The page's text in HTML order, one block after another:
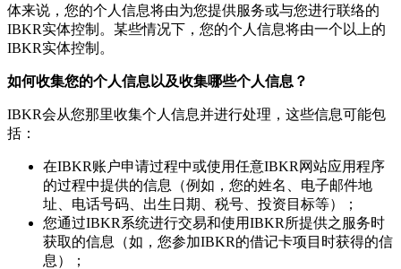
体来说，您的个人信息将由为您提供服务或与您进行联络的
IBKR实体控制。某些情况下，您的个人信息将由一个以上的
IBKR实体控制。
如何收集您的个人信息以及收集哪些个人信息？
IBKR会从您那里收集个人信息并进行处理，这些信息可能包
括：
在IBKR账户申请过程中或使用任意IBKR网站应用程序
的过程中提供的信息（例如，您的姓名、电子邮件地
址、电话号码、出生日期、税号、投资目标等）；
您通过IBKR系统进行交易和使用IBKR所提供之服务时
获取的信息（如，您参加IBKR的借记卡项目时获得的信
息）；